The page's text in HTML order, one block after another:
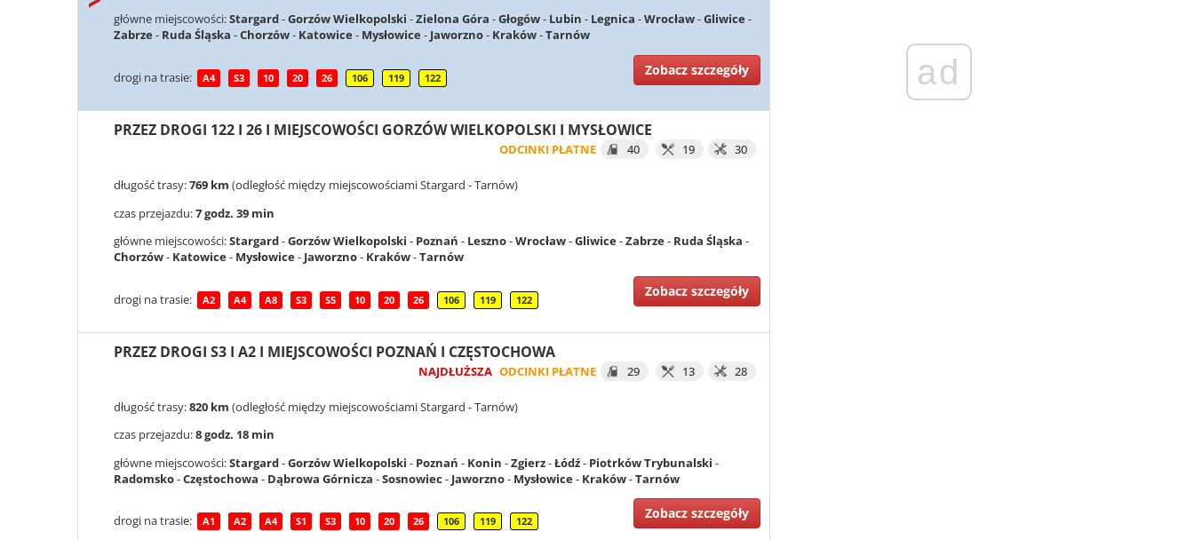
główne miejscowości:Stargard-Gorzów Wielkopolski -Zielona Góra -Głogów- Lubin - Legnica -Wrocław-Gliwice -
Zabrze - Ruda Śląska -Chorzów- Katowice - Mysłowice - Jaworzno- Kraków-Tarnów
drogi na trasie: A4 S3 10 20 26 106 119 122
Zobacz szczegóły
PRZEZ DROGI 122 I 26 I MIEJSCOWOŚCI GORZÓW WIELKOPOLSKI I MYSŁOWICE
ODCINKI PŁATNE 40 19 30
długość trasy:769 km (odległość między miejscowościami Stargard - Tarnów)
czas przejazdu:7 godz. 39 min
główne miejscowości:Stargard-Gorzów Wielkopolski - Poznań - Leszno-Wrocław-Gliwice-Zabrze- Ruda Śląska -
Chorzów- Katowice- Mysłowice- Jaworzno- Kraków-Tarnów
drogi na trasie: A2 A4 A8 S3 S5 10 20 26 106 119 122
Zobacz szczegóły
PRZEZ DROGI S3 I A2 I MIEJSCOWOŚCI POZNAŃ I CZĘSTOCHOWA
NAJDŁUŻSZA ODCINKI PŁATNE 29 13 28
długość trasy:820 km (odległość między miejscowościami Stargard - Tarnów)
czas przejazdu:8 godz. 18 min
główne miejscowości:Stargard-Gorzów Wielkopolski - Poznań - Konin -Zgierz-Łódź- Piotrków Trybunalski -
Radomsko-Częstochowa - Dąbrowa Górnicza -Sosnowiec - Jaworzno- Mysłowice- Kraków-Tarnów
drogi na trasie: A1 A2 A4 S1 S3 10 20 26 106 119 122
Zobacz szczegóły
ad